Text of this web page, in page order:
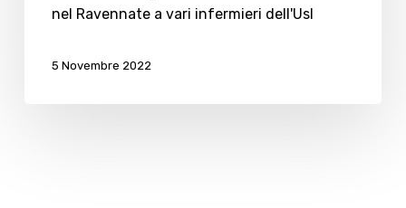
nel Ravennate a vari infermieri dell'Usl
5 Novembre 2022